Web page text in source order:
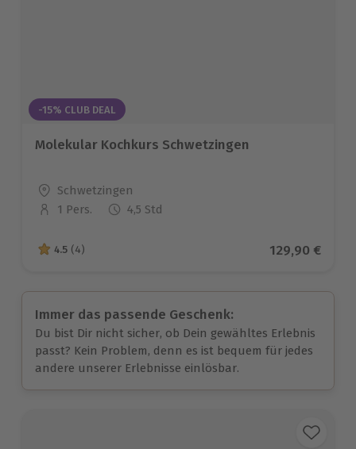
-15% CLUB DEAL
Molekular Kochkurs Schwetzingen
Standort
Schwetzingen
Anzahl der Teilnehmer
1 Pers. 4,5 Std
4.5 von 5 Sternen basierend auf 4 Bewertungen
4.5 (4) Aktueller
129,90 €
Immer das passende Geschenk:
Du bist Dir nicht sicher, ob Dein gewähltes Erlebnis
passt? Kein Problem, denn es ist bequem für jedes
andere unserer Erlebnisse einlösbar.